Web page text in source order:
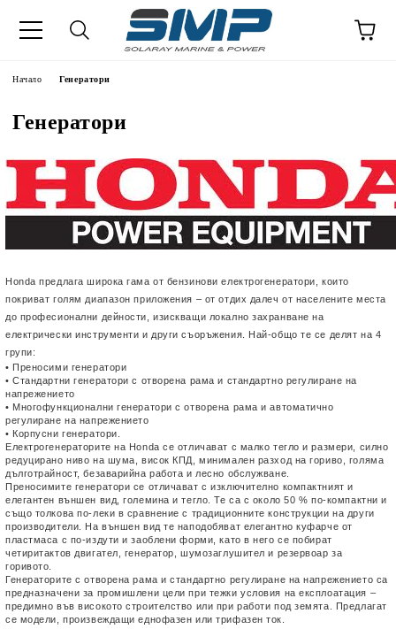
Начало Генератори
Генератори
Honda предлага широка гама от бензинови електрогенератори, които
покриват голям диапазон приложения – от отдих далеч от населените места
до професионални дейности, изискващи локално захранване на
електрически инструменти и други съоръжения. Най-общо те се делят на 4
групи:
• Преносими генератори
• Стандартни генератори с отворена рама и стандартно регулиране на
напрежението
• Многофункционални генератори с отворена рама и автоматично
регулиране на напрежението
• Корпусни генератори.
Електрогенераторите на Honda се отличават с малко тегло и размери, силно
редуцирано ниво на шума, висок КПД, минимален разход на гориво, голяма
дълготрайност, безаварийна работа и лесно обслужване.
Преносимите генератори се отличават с изключително компактният и
елегантен външен вид, големина и тегло. Те са с около 50 % по-компактни и
също толкова по-леки в сравнение с традиционните конструкции на други
производители. На външен вид те наподобяват елегантно куфарче от
пластмаса с по-издути и заоблени форми, като в него се побират
четиритактов двигател, генератор, шумозаглушител и резервоар за
горивото.
Генераторите с отворена рама и стандартно регулиране на напрежението са
предназначени за промишлени цели при тежки условия на експлоатация –
предимно във високото строителство или при работи под земята. Предлагат
се модели, произвеждащи еднофазен или трифазен ток.